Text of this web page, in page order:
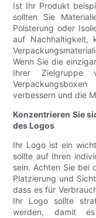
Ist Ihr Produkt
sollten Sie
Polsterung oder
auf Nachhaltigkeit,
Wenn Sie die
Ihrer Zielgruppe
verbessern und die
Konzentrieren Sie
des Logos
Ihr Logo ist ein
sollte auf Ihren
sein. Achten Sie bei
Platzierung und
dass es für
Ihr Logo sollte
werden, damit